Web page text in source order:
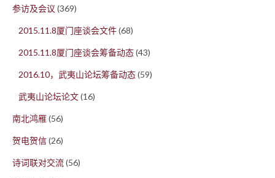
参访及会议 (369)
2015.11.8厦门座谈会文件(68)
2015.11.8厦门座谈会筹备动态(43)
2016.10，武夷山论坛筹备动态(59)
武夷山论坛论文(16)
南北鸿雁(56)
贺电贺信(26)
诗词联对交流(56)